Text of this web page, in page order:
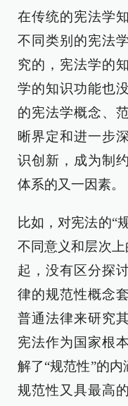
在传统的宪法学
不同类别的宪法
究的，宪法学的
学的知识功能也
的宪法学概念、
晰界定和进一步
识创新，成为制
体系的又一因素。
比如，对宪法的“
不同意义和层次
起，没有区分探
律的规范性概念
普通法律来研究
宪法作为国家根
解了“规范性”的
规范性又具最高